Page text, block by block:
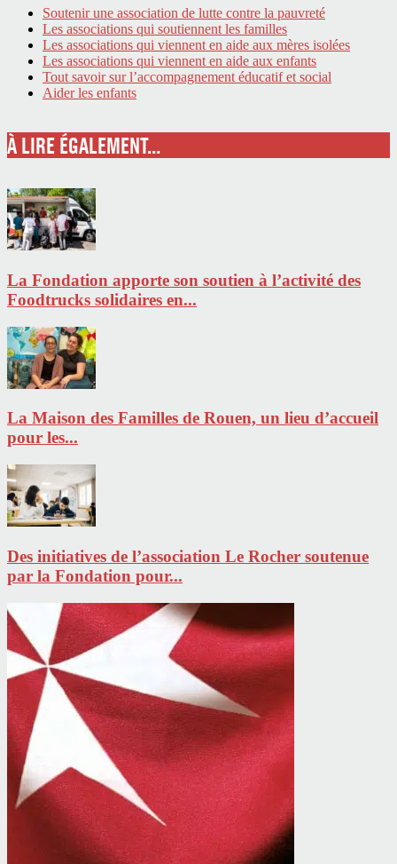
Soutenir une association de lutte contre la pauvreté
Les associations qui soutiennent les familles
Les associations qui viennent en aide aux mères isolées
Les associations qui viennent en aide aux enfants
Tout savoir sur l’accompagnement éducatif et social
Aider les enfants
À LIRE ÉGALEMENT...
La Fondation apporte son soutien à l’activité des
Foodtrucks solidaires en...
La Maison des Familles de Rouen, un lieu d’accueil
pour les...
Des initiatives de l’association Le Rocher soutenue
par la Fondation pour...